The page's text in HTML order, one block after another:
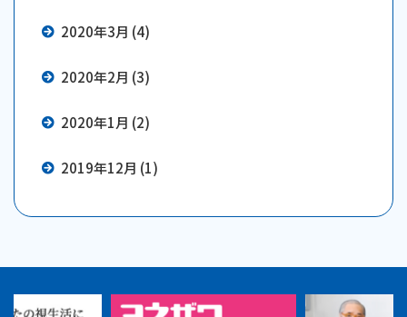
2020年3月 (4)
2020年2月 (3)
2020年1月 (2)
2019年12月 (1)